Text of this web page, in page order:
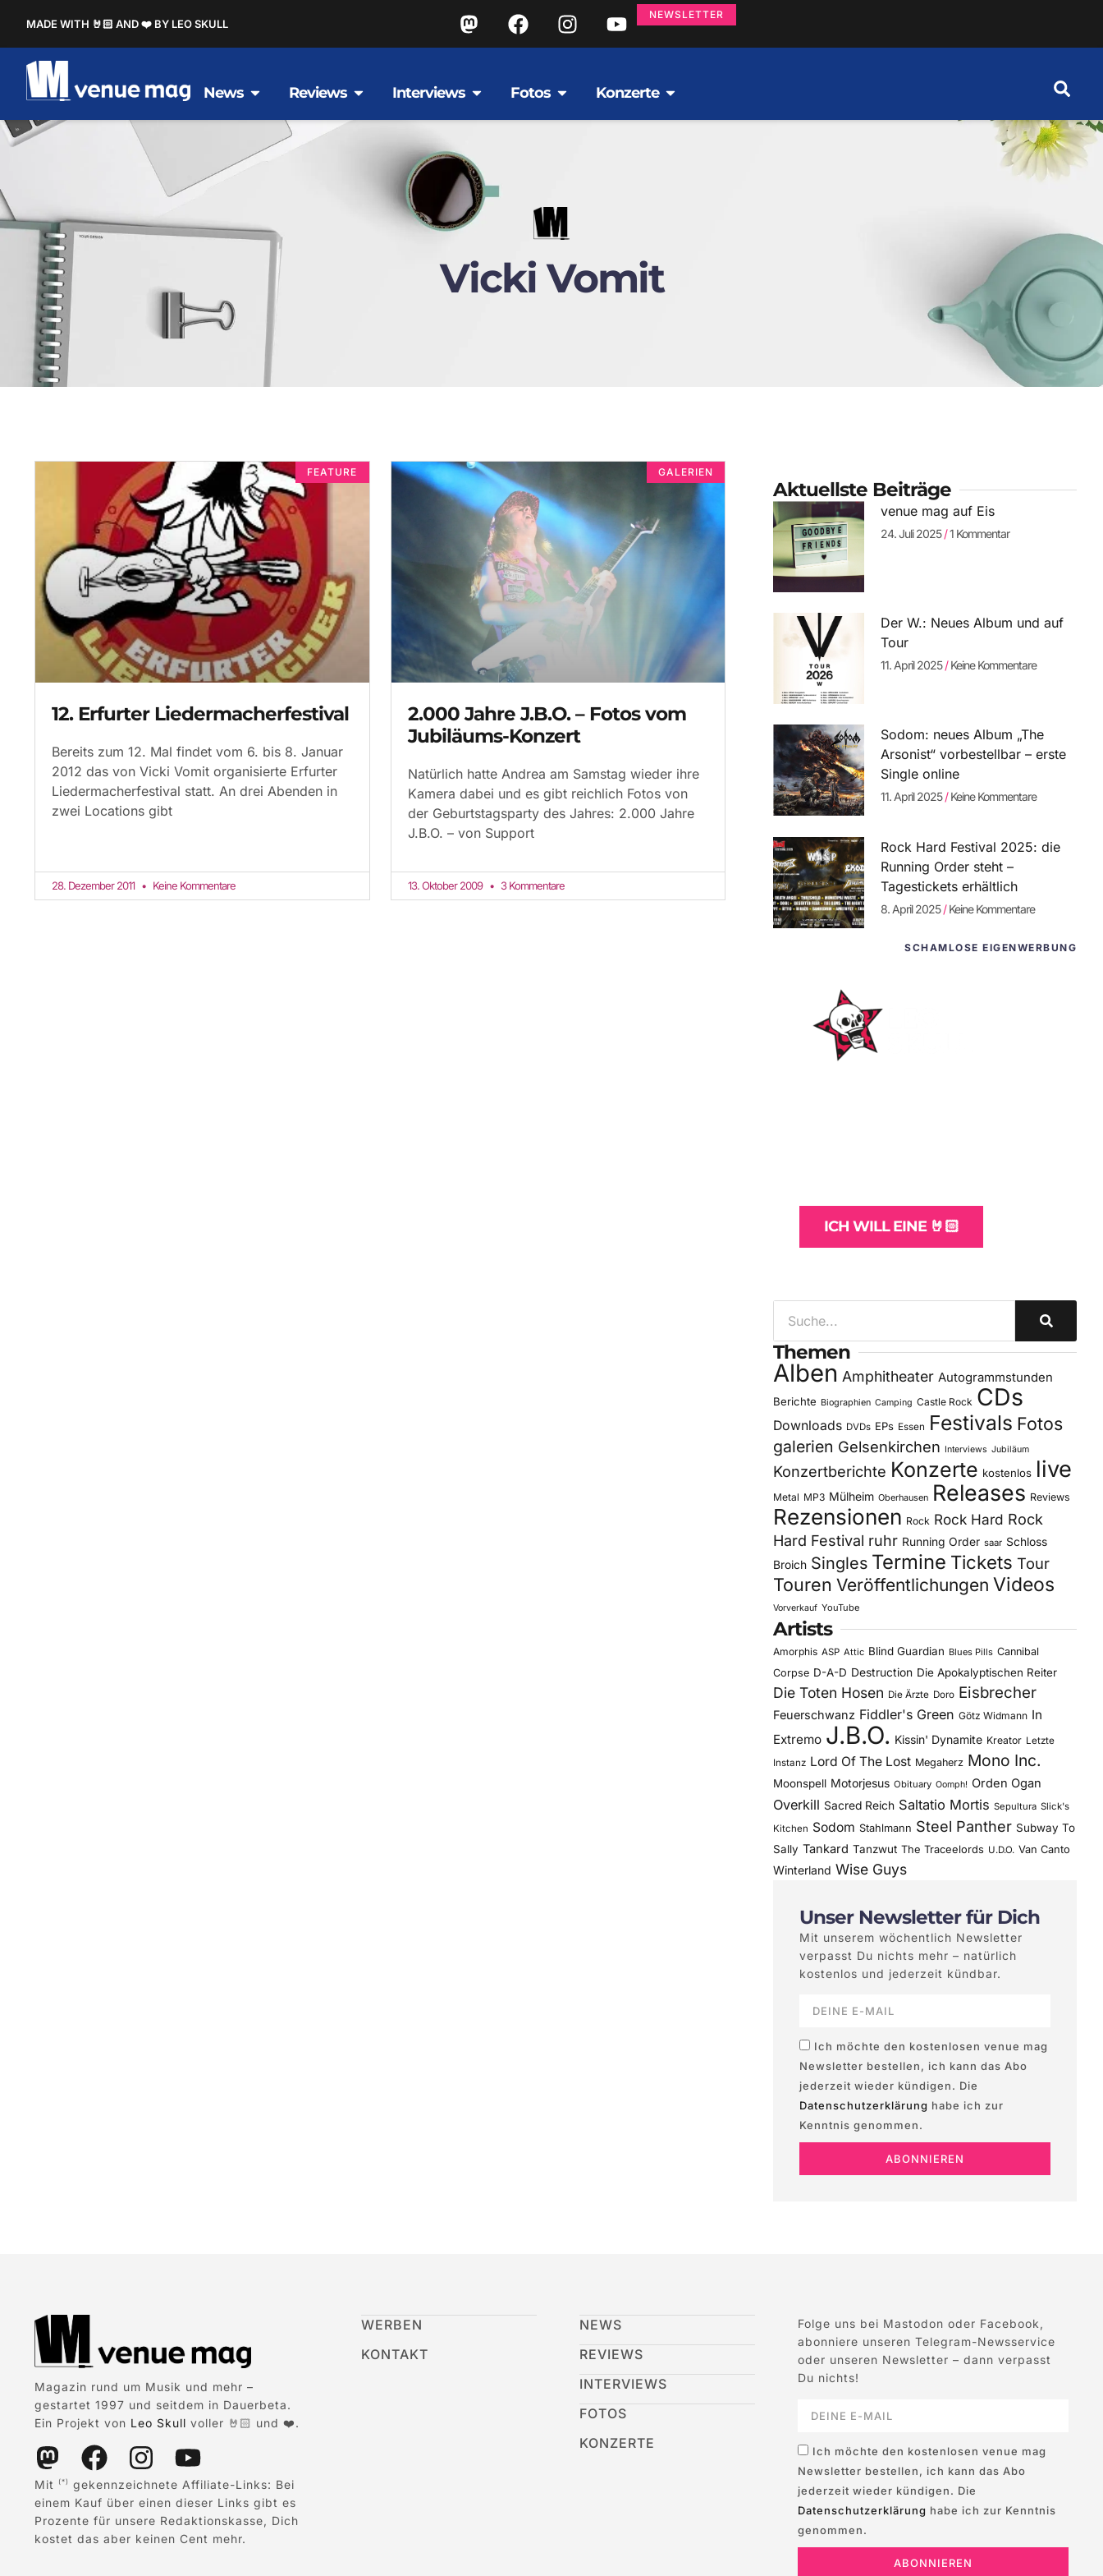
MADE WITH 🤘🏻 AND ❤️ BY LEO SKULL
NEWSLETTER
News Reviews Interviews Fotos Konzerte
Vicki Vomit
FEATURE
12. Erfurter Liedermacherfestival
Bereits zum 12. Mal findet vom 6. bis 8. Januar
2012 das von Vicki Vomit organisierte Erfurter
Liedermacherfestival statt. An drei Abenden in
zwei Locations gibt
28. Dezember 2011 Keine Kommentare
GALERIEN
2.000 Jahre J.B.O. – Fotos vom
Jubiläums-Konzert
Natürlich hatte Andrea am Samstag wieder ihre
Kamera dabei und es gibt reichlich Fotos von
der Geburtstagsparty des Jahres: 2.000 Jahre
J.B.O. – von Support
13. Oktober 2009 3 Kommentare
Aktuellste Beiträge
venue mag auf Eis
24. Juli 2025 1 Kommentar
Der W.: Neues Album und auf
Tour
11. April 2025 Keine Kommentare
Sodom: neues Album „The
Arsonist“ vorbestellbar – erste
Single online
11. April 2025 Keine Kommentare
Rock Hard Festival 2025: die
Running Order steht –
Tagestickets erhältlich
8. April 2025 Keine Kommentare
SCHAMLOSE EIGENWERBUNG
ICH WILL EINE 🤘🏻
Themen
Alben Amphitheater Autogrammstunden
Berichte Biographien Camping Castle Rock CDs
Downloads DVDs EPs Essen Festivals Fotos
galerien Gelsenkirchen Interviews Jubiläum
Konzertberichte Konzerte kostenlos live
Metal MP3 Mülheim Oberhausen Releases Reviews
Rezensionen Rock Rock Hard Rock
Hard Festival ruhr Running Order saar Schloss
Broich Singles Termine Tickets Tour
Touren Veröffentlichungen Videos
Vorverkauf YouTube
Artists
Amorphis ASP Attic Blind Guardian Blues Pills Cannibal
Corpse D-A-D Destruction Die Apokalyptischen Reiter
Die Toten Hosen Die Ärzte Doro Eisbrecher
Feuerschwanz Fiddler's Green Götz Widmann In
Extremo J.B.O. Kissin' Dynamite Kreator Letzte
Instanz Lord Of The Lost Megaherz Mono Inc.
Moonspell Motorjesus Obituary Oomph! Orden Ogan
Overkill Sacred Reich Saltatio Mortis Sepultura Slick's
Kitchen Sodom Stahlmann Steel Panther Subway To
Sally Tankard Tanzwut The Traceelords U.D.O. Van Canto
Winterland Wise Guys
Unser Newsletter für Dich
Mit unserem wöchentlich Newsletter
verpasst Du nichts mehr – natürlich
kostenlos und jederzeit kündbar.
Ich möchte den kostenlosen venue mag
Newsletter bestellen, ich kann das Abo
jederzeit wieder kündigen. Die
Datenschutzerklärung habe ich zur
Kenntnis genommen.
ABONNIEREN
Magazin rund um Musik und mehr –
gestartet 1997 und seitdem in Dauerbeta.
Ein Projekt von Leo Skull voller 🤘🏻 und ❤️.
Mit (*)
gekennzeichnete Affiliate-Links: Bei
einem Kauf über einen dieser Links gibt es
Prozente für unsere Redaktionskasse, Dich
kostet das aber keinen Cent mehr.
WERBEN
KONTAKT
NEWS
REVIEWS
INTERVIEWS
FOTOS
KONZERTE
Folge uns bei Mastodon oder Facebook,
abonniere unseren Telegram-Newsservice
oder unseren Newsletter – dann verpasst
Du nichts!
Ich möchte den kostenlosen venue mag
Newsletter bestellen, ich kann das Abo
jederzeit wieder kündigen. Die
Datenschutzerklärung habe ich zur Kenntnis
genommen.
ABONNIEREN